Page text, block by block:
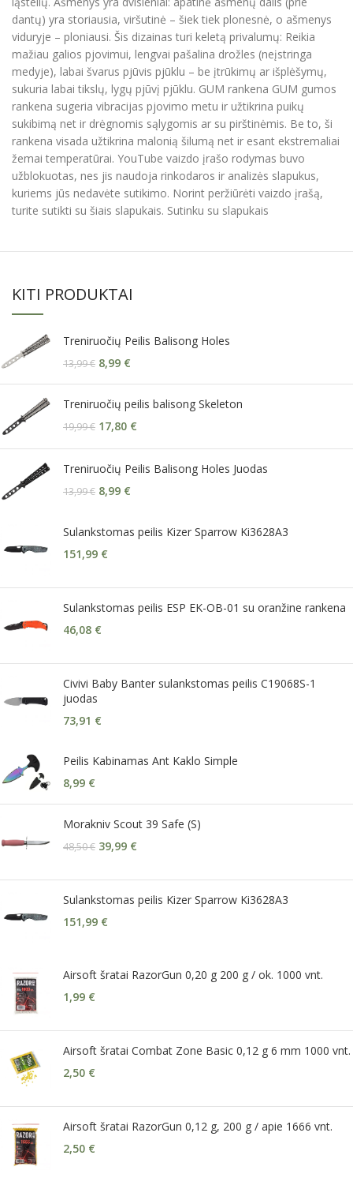
dantų) yra storiausia, viršutinė – šiek tiek plonesnė, o ašmenys
viduryje – ploniausi. Šis dizainas turi keletą privalumų: Reikia
mažiau galios pjovimui, lengvai pašalina drožles (neįstringa
medyje), labai švarus pjūvis pjūklu – be įtrūkimų ar išplėšymų,
sukuria labai tikslų, lygų pjūvį pjūklu. GUM rankena GUM gumos
rankena sugeria vibracijas pjovimo metu ir užtikrina puikų
sukibimą net ir drėgnomis sąlygomis ar su pirštinėmis. Be to, ši
rankena visada užtikrina malonią šilumą net ir esant ekstremaliai
žemai temperatūrai. YouTube vaizdo įrašo rodymas buvo
užblokuotas, nes jis naudoja rinkodaros ir analizės slapukus,
kuriems jūs nedavėte sutikimo. Norint peržiūrėti vaizdo įrašą,
turite sutikti su šiais slapukais. Sutinku su slapukais
KITI PRODUKTAI
Treniruočių Peilis Balisong Holes
13,99€ 8,99 €
Treniruočių peilis balisong Skeleton
19,99€ 17,80 €
Treniruočių Peilis Balisong Holes Juodas
13,99€ 8,99 €
Sulankstomas peilis Kizer Sparrow Ki3628A3
151,99 €
Sulankstomas peilis ESP EK-OB-01 su oranžine rankena
46,08 €
Civivi Baby Banter sulankstomas peilis C19068S-1
juodas
73,91 €
Peilis Kabinamas Ant Kaklo Simple
8,99 €
Morakniv Scout 39 Safe (S)
48,50€ 39,99 €
Sulankstomas peilis Kizer Sparrow Ki3628A3
151,99 €
Airsoft šratai RazorGun 0,20 g 200 g / ok. 1000 vnt.
1,99 €
Airsoft šratai Combat Zone Basic 0,12 g 6 mm 1000 vnt.
2,50 €
Airsoft šratai RazorGun 0,12 g, 200 g / apie 1666 vnt.
2,50 €